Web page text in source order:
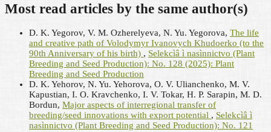
Most read articles by the same author(s)
D. K. Yegorov, V. M. Ozherelyeva, N. Yu. Yegorova, The life
and creative path of Volodymyr Ivanovych Khudoerko (to the
90th Anniversary of his birth) , Selekcìâ ì nasìnnictvo (Plant
Breeding and Seed Production): No. 128 (2025): Plant
Breeding and Seed Production
D. K. Yehorov, N. Yu. Yehorova, O. V. Ulianchenko, M. V.
Kapustian, I. O. Kravchenko, I. V. Tokar, H. P. Sarapin, M. D.
Bordun, Major aspects of interregional transfer of
breeding/seed innovations with export potential , Selekcìâ ì
nasìnnictvo (Plant Breeding and Seed Production): No. 121